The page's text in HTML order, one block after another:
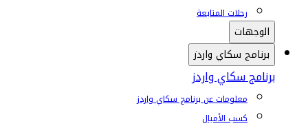
رحلات المتابعة
الوجهات
برنامج سكاي واردز
برنامج سكاي واردز
معلومات عن برنامج سكاي واردز
كسب الأميال